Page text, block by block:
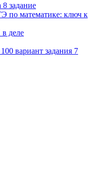
задание
по математике: ключ к
деле
вариант задания 7